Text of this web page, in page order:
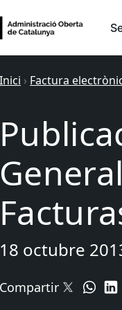
Inici › Factura
18 octubre
Compartir